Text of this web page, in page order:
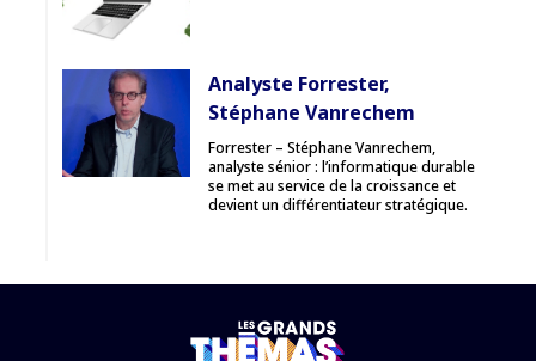
Analyste Forrester,
Stéphane Vanrechem
Forrester – Stéphane Vanrechem,
analyste sénior : l’informatique durable
se met au service de la croissance et
devient un différentiateur stratégique.